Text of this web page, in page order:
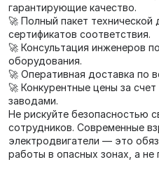
гарантирующие качество.
🚀 Полный пакет технической
сертификатов соответствия.
🚀 Консультация инженеров
оборудования.
🚀 Оперативная доставка по
🚀 Конкурентные цены за
заводами.
Не рискуйте безопасностью
сотрудников. Современные
электродвигатели — это
работы в опасных зонах, а не